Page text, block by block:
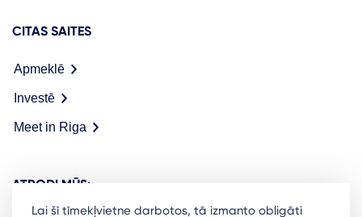
CITAS SAITES
Apmeklē
Investē
Meet in Riga
ATRODI MŪS:
Lai šī tīmekļvietne darbotos, tā izmanto obligāti